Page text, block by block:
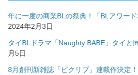
年に一度の商業BLの祭典！「BLアワー
2024年2月3日
タイBLドラマ「Naughty BABE」タイと
月5日
8月創刊新雑誌「ピクリブ」連載作決定